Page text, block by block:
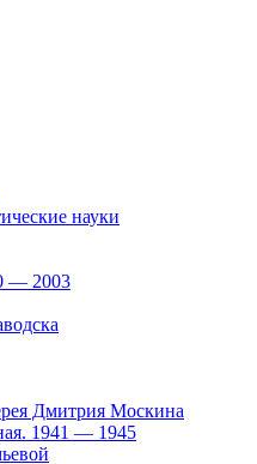
науки
— 2003
Дмитрия Москина
1941 — 1945